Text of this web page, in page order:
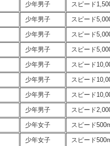
少年男子 スピード
少年男子 スピード
少年男子 スピード
少年男子 スピード
少年男子 スピード
少年男子 スピード
少年男子 スピード
少年男子 スピード
少年女子 スピード
少年女子 スピード